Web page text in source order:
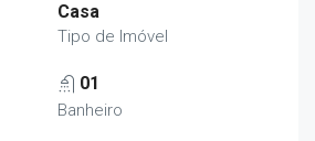
Casa
Tipo de Imóvel
01
Banheiro